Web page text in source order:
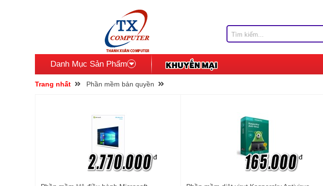
Danh Mục Sản Phẩm
Trang nhất Phần mềm bản quyền
đ đ